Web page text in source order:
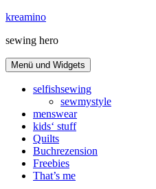
Zum
springen
kreamino
sewing hero
Menü und Widgets
selfishsewing
sewmystyle
menswear
kids‘ stuff
Quilts
Buchrezension
Freebies
That’s me